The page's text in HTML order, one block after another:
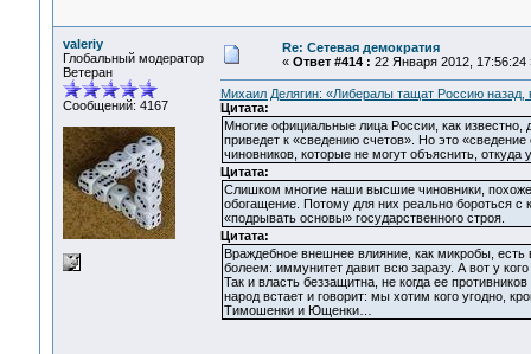
valeriy
Глобальный модератор
Ветеран
Сообщений: 4167
Re: Сетевая демократия
« Ответ #414 : 22 Января 2012, 17:56:24
Михаил Делягин: «Либералы тащат Россию назад,
Цитата:
Многие официальные лица России, как известно,
приведет к «сведению счетов». Но это
чиновников, которые не могут объяснить, откуда
Цитата:
Слишком многие наши высшие чиновники,
обогащение. Потому для них реально бороться с
«подрывать основы» государственного строя.
Цитата:
Враждебное внешнее влияние, как микробы,
болеем: иммунитет давит всю заразу. А вот у
Так и власть беззащитна, не когда ее
народ встает и говорит: мы хотим кого угодно,
Тимошенки и Ющенки…